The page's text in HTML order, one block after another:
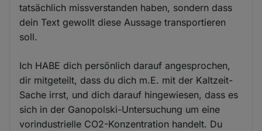
tatsächlich missverstanden haben, sondern dass
dein Text gewollt diese Aussage transportieren
soll.
Ich HABE dich persönlich darauf angesprochen,
dir mitgeteilt, dass du dich m.E. mit der Kaltzeit-
Sache irrst, und dich darauf hingewiesen, dass es
sich in der Ganopolski-Untersuchung um eine
vorindustrielle CO2-Konzentration handelt. Du